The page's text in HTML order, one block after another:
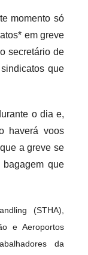
momento só
em greve
secretário de
que
o dia e,
haverá voos
a greve se
bagagem que
(STHA),
e Aeroportos
da